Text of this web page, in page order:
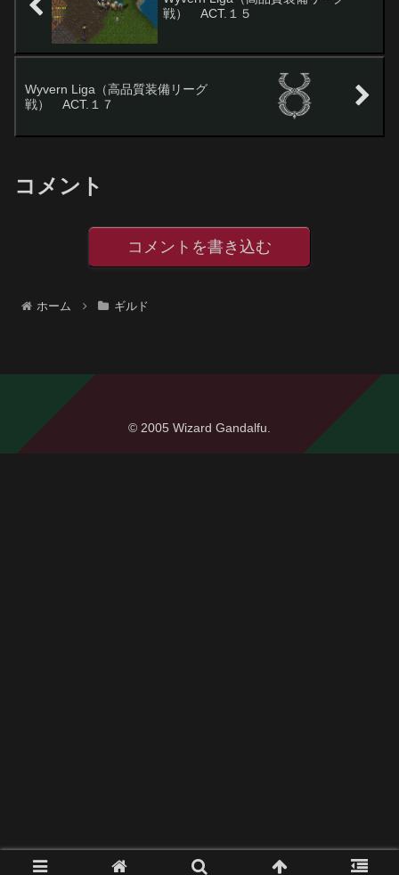
戦） ACT.１５
Wyvern Liga（高品質装備リーグ
戦） ACT.１７
コメント
コメントを書き込む
ホーム ギルド
© 2005 Wizard Gandalfu.